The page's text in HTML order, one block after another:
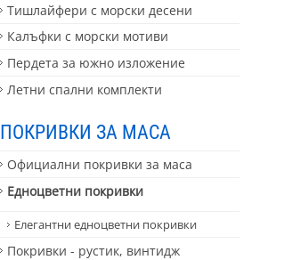
Тишлайфери с морски десени
Калъфки с морски мотиви
Пердета за южно изложение
Летни спални комплекти
ПОКРИВКИ ЗА МАСА
Официални покривки за маса
Едноцветни покривки
Елегантни едноцветни покривки
Покривки - рустик, винтидж